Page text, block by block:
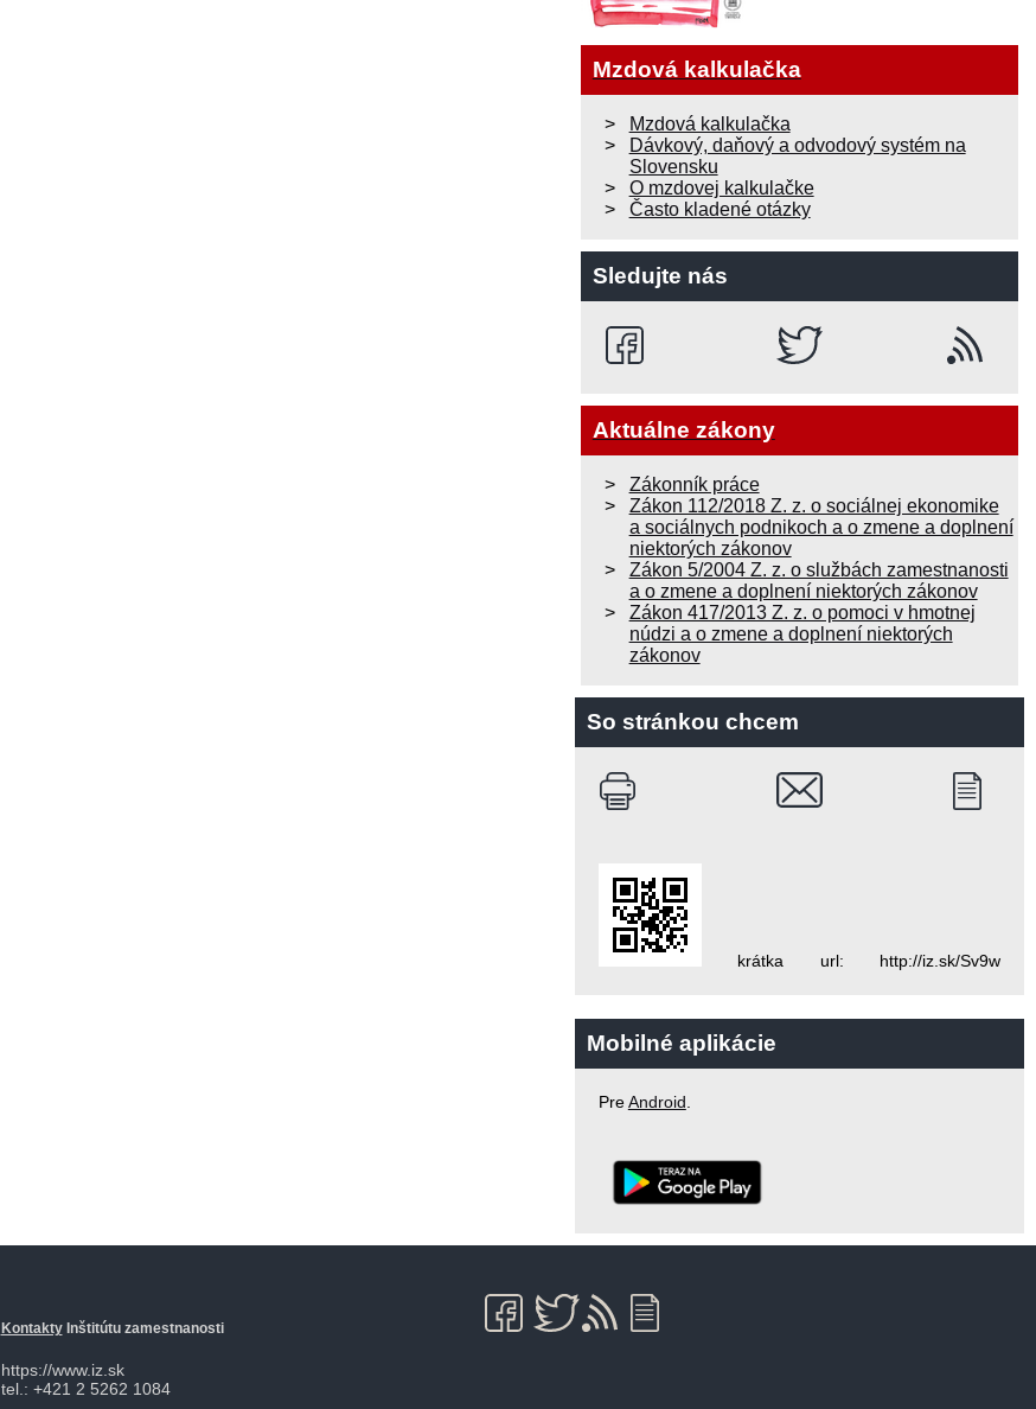
Mzdová kalkulačka
Mzdová kalkulačka
Dávkový, daňový a odvodový systém na
Slovensku
O mzdovej kalkulačke
Často kladené otázky
Sledujte nás
Aktuálne zákony
Zákonník práce
Zákon 112/2018 Z. z. o sociálnej ekonomike
a sociálnych podnikoch a o zmene a doplnení
niektorých zákonov
Zákon 5/2004 Z. z. o službách zamestnanosti
a o zmene a doplnení niektorých zákonov
Zákon 417/2013 Z. z. o pomoci v hmotnej
núdzi a o zmene a doplnení niektorých
zákonov
So stránkou chcem
krátka url: http://iz.sk/Sv9w
Mobilné aplikácie
PreAndroid
KontaktyInštitútu zamestnanosti
https://www.iz.sk
tel.: +421 2 5262 1084